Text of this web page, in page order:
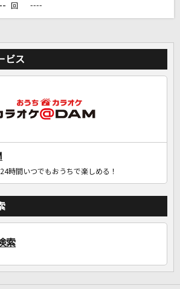
回 ----
ビス
時間いつでもおうちで楽しめる！
索